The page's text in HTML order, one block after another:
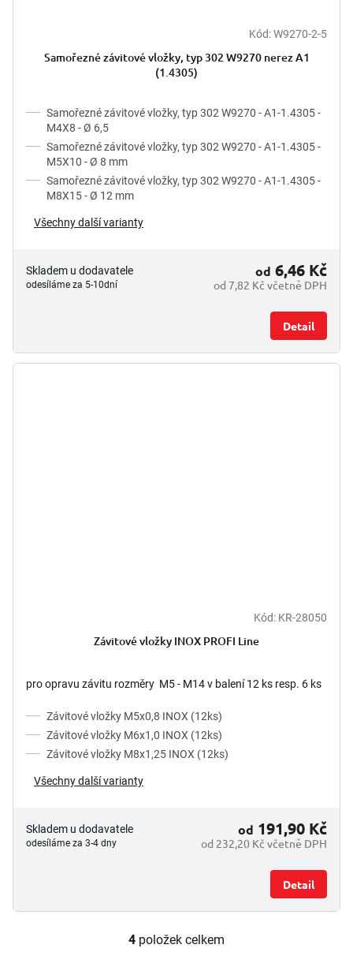
Kód:W9270-2-5
Samořezné závitové vložky, typ 302 W9270 nerez A1
(1.4305)
Samořezné závitové vložky, typ 302 W9270 - A1-1.4305 -
M4X8 - Ø 6,5
Samořezné závitové vložky, typ 302 W9270 - A1-1.4305 -
M5X10 - Ø 8 mm
Samořezné závitové vložky, typ 302 W9270 - A1-1.4305 -
M8X15 - Ø 12 mm
Všechny další varianty
Skladem u dodavatele
odesíláme za 5-10dní od 7,82 Kč včetně DPH
od 6,46 Kč
Detail
Kód: KR-28050
Závitové vložky INOX PROFI Line
pro opravu závitu rozměry M5 - M14 v balení 12 ks resp. 6 ks
Závitové vložky M5x0,8 INOX (12ks)
Závitové vložky M6x1,0 INOX (12ks)
Závitové vložky M8x1,25 INOX (12ks)
Všechny další varianty
Skladem u dodavatele
odesíláme za 3-4 dny od 232,20 Kč včetně DPH
od 191,90 Kč
Detail
O
4 položek celkem